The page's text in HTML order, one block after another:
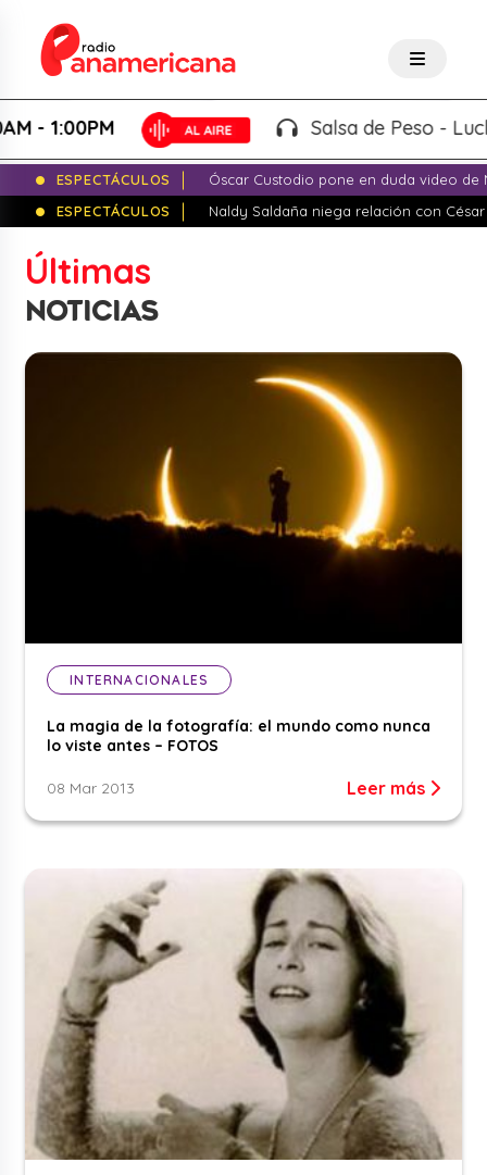
Salsa de Peso - Lucho Micky |10:00AM -
ESPECTÁCULOS
Óscar Custodio pone en duda video de
ESPECTÁCULOS
Naldy Saldaña niega relación con
Últimas
NOTICIAS
INTERNACIONALES
La magia de la fotografía: el mundo como nunca
lo viste antes – FOTOS
08 Mar 2013 Leer más